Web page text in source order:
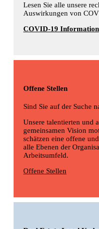
Lesen Sie alle unsere
Auswirkungen von
COVID-19 Information
Offene Stellen
Sind Sie auf der Suche
Unsere talentierten und
gemeinsamen Vision
schätzen eine offene
alle Ebenen der
Arbeitsumfeld.
Offene Stellen